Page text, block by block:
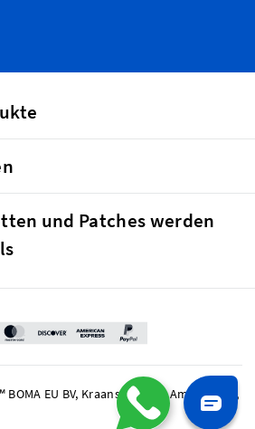
und Patches werden
EU BV, Kraanspoor 50, Amsterdam,